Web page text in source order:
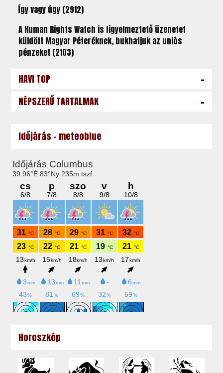
Így vagy úgy (2912)
A Human Rights Watch is figyelmeztető üzenetet
küldött Magyar Péteréknek, bukhatjuk az uniós
pénzeket (2103)
HAVI TOP -
NÉPSZERŰ TARTALMAK -
Időjárás - meteoblue
Horoszkóp